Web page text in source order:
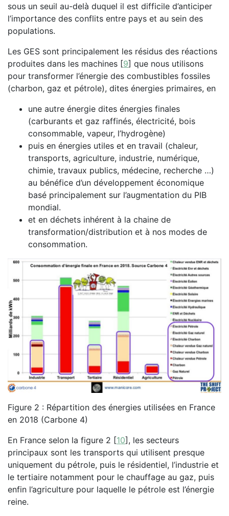
sous un seuil au-delà duquel il est difficile d’anticiper
l’importance des conflits entre pays et au sein des
populations.
Les GES sont principalement les résidus des réactions
produites dans les machines [9] que nous utilisons
pour transformer l’énergie des combustibles fossiles
(charbon, gaz et pétrole), dites énergies primaires, en
une autre énergie dites énergies finales
(carburants et gaz raffinés, électricité, bois
consommable, vapeur, l’hydrogène)
puis en énergies utiles et en travail (chaleur,
transports, agriculture, industrie, numérique,
chimie, travaux publics, médecine, recherche …)
au bénéfice d’un développement économique
basé principalement sur l’augmentation du PIB
mondial.
et en déchets inhérent à la chaine de
transformation/distribution et à nos modes de
consommation.
Figure 2 : Répartition des énergies utilisées en France
en 2018 (Carbone 4)
En France selon la figure 2 [10], les secteurs
principaux sont les transports qui utilisent presque
uniquement du pétrole, puis le résidentiel, l’industrie et
le tertiaire notamment pour le chauffage au gaz, puis
enfin l’agriculture pour laquelle le pétrole est l’énergie
reine.